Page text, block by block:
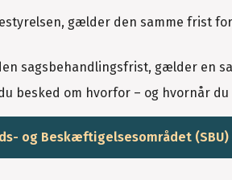
gælder den samme frist
sagsbehandlingsfrist, gælder en
besked om hvorfor – og hvornår
og Beskæftigelsesområdet (SBU)